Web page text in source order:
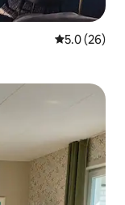
Calificación
5.0 (26)